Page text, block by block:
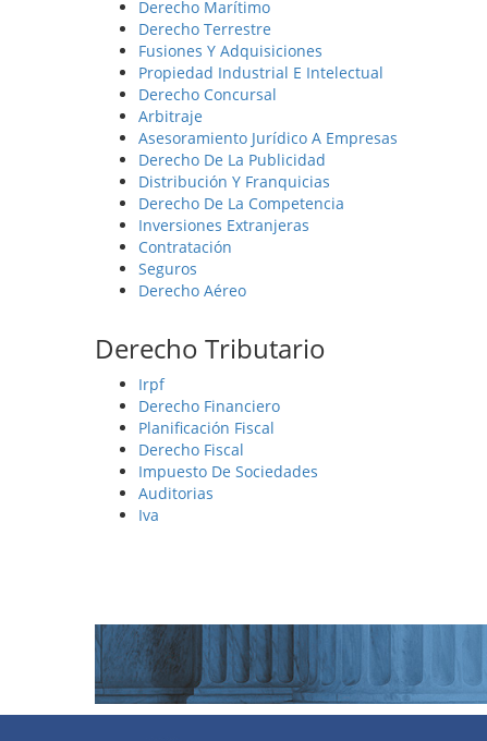
Derecho Marítimo
Derecho Terrestre
Fusiones Y Adquisiciones
Propiedad Industrial E Intelectual
Derecho Concursal
Arbitraje
Asesoramiento Jurídico A Empresas
Derecho De La Publicidad
Distribución Y Franquicias
Derecho De La Competencia
Inversiones Extranjeras
Contratación
Seguros
Derecho Aéreo
Derecho Tributario
Irpf
Derecho Financiero
Planificación Fiscal
Derecho Fiscal
Impuesto De Sociedades
Auditorias
Iva